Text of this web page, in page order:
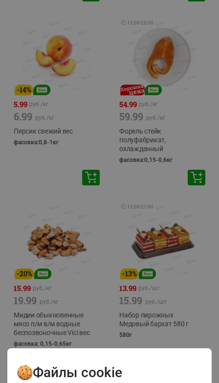
-14%
5.99 руб./кг
6.99 руб./кг
Персик свежий вес
фасовка:0,8-1кг
🕘 12:00-20:00
54.99 руб./кг
59.99 руб./кг
Форель стейк
полуфабрикат,
охлажденный
фасовка:0,15-0,6кг
-20%
15.99 руб./кг
19.99 руб./кг
Мидии обыкновенные
мясо п/м в/м водные
беспозвоночные Vici вес
фасовка: 0,15-0,65кг
🕘 12:00-21:00
-13%
13.99 руб./шт
15.99 руб./шт
Набор пирожных
Медовый бархат 580 г
580г
Файлы cookie